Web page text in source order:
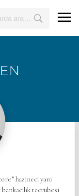
hazineci yani
tecrübesi